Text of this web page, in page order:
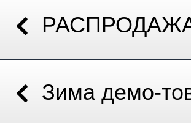
Зима демо-